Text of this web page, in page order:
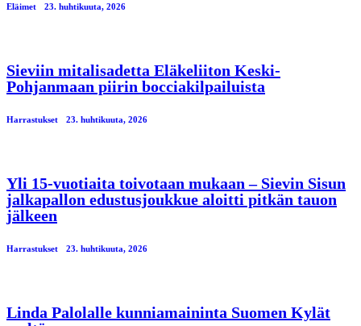
Eläimet 23. huhtikuuta, 2026
Sieviin mitalisadetta Eläkeliiton Keski-
Pohjanmaan piirin bocciakilpailuista
Harrastukset 23. huhtikuuta, 2026
Yli 15-vuotiaita toivotaan mukaan – Sievin Sisun
jalkapallon edustusjoukkue aloitti pitkän tauon
jälkeen
Harrastukset 23. huhtikuuta, 2026
Linda Palolalle kunniamaininta Suomen Kylät